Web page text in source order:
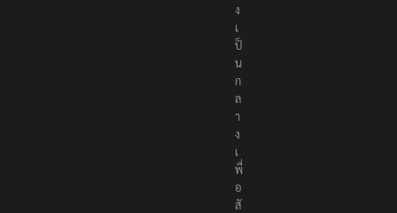
อ
ง
เ
ป็
น
ก
ล
า
ง
เ
พื่
อ